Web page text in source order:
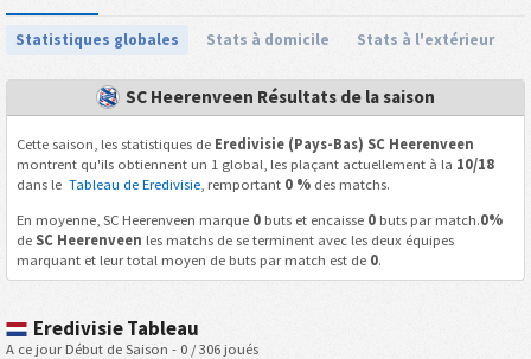
Statistiques globales Stats à domicile Stats à l'extérieur
SC Heerenveen Résultats de la saison
Cette saison, les statistiques de Eredivisie (Pays-Bas) SC Heerenveen
montrent qu'ils obtiennent un 1 global, les plaçant actuellement à la 10/18
dans le Tableau de Eredivisie, remportant 0 %des matchs.
En moyenne, SC Heerenveen marque 0buts et encaisse 0buts par match.0%
de SC Heerenveen les matchs de se terminent avec les deux équipes
marquant et leur total moyen de buts par match est de 0.
Eredivisie Tableau
A ce jour Début de Saison - 0 / 306 joués